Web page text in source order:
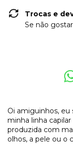
Trocas e
Se não
Oi amiguinhos, eu
minha linha
produzida com
olhos, a pele ou o